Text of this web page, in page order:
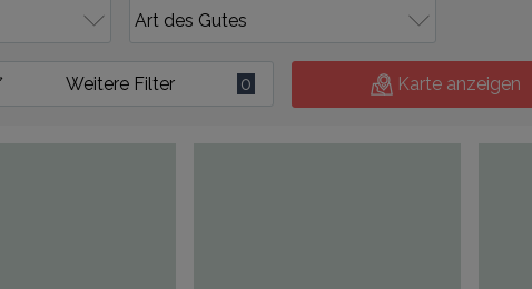
Weitere Filter 0 Karte anzeigen